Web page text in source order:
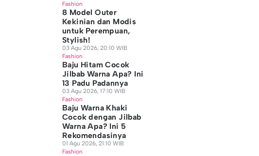
Fashion
8 Model Outer
Kekinian dan Modis
untuk Perempuan,
Stylish!
03 Agu 2026, 20:10 WIB
Fashion
Baju Hitam Cocok
Jilbab Warna Apa? Ini
13 Padu Padannya
03 Agu 2026, 17:10 WIB
Fashion
Baju Warna Khaki
Cocok dengan Jilbab
Warna Apa? Ini 5
Rekomendasinya
01 Agu 2026, 21:10 WIB
Fashion